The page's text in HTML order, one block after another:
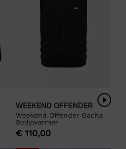
WEEKEND OFFENDER
Weekend Offender Gacha
Bodywarmer
€ 110,00